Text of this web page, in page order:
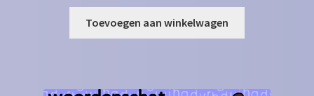
Toevoegen aan winkelwagen